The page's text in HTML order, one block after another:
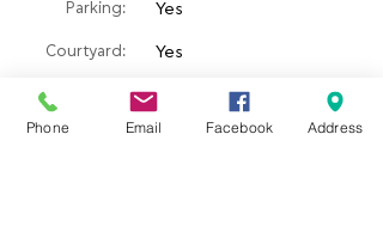
Parking: Yes
Courtyard: Yes
Yes
Phone Email Facebook Address